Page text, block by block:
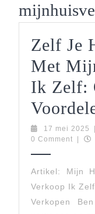
Zelf Je
Met
Ik Zelf:
17 mei 2025 17|
0 Comment
|
Artikel: Mijn
Verkoop Ik
Verkopen